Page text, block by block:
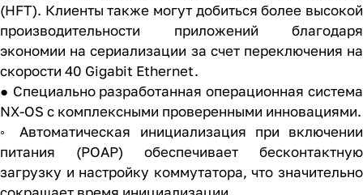
(HFT). Клиенты также могут добиться более высокой
производительности приложений благодаря
экономии на сериализации за счет переключения на
скорости 40 Gigabit Ethernet.
● Специально разработанная операционная система
NX-OS с комплексными проверенными инновациями.
◦ Автоматическая инициализация при включении
питания (POAP) обеспечивает бесконтактную
загрузку и настройку коммутатора, что значительно